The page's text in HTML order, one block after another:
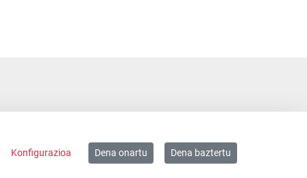
Konfigurazioa Dena onartu Dena baztertu